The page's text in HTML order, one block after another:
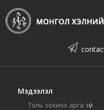
Мэдээлэл
Толь зохиох арга зүй